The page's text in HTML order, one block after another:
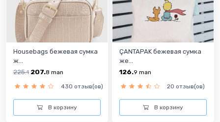
Housebags бежевая сумка
ж...
225.1 207.8 man
430 отзыв(ов)
В корзину
ÇANTAPAK бежевая сумка
же...
126.9 man
20 отзыв(ов)
В корзину